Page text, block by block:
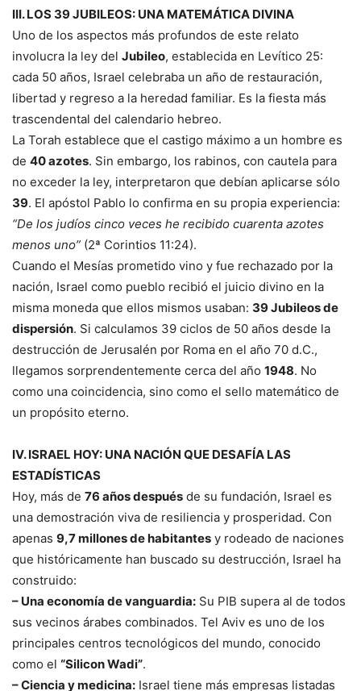
III. LOS 39 JUBILEOS: UNA MATEMÁTICA DIVINA
Uno de los aspectos más profundos de este relato
involucra la ley del Jubileo, establecida en Levítico 25:
cada 50 años, Israel celebraba un año de restauración,
libertad y regreso a la heredad familiar. Es la fiesta más
trascendental del calendario hebreo.
La Torah establece que el castigo máximo a un hombre es
de 40 azotes. Sin embargo, los rabinos, con cautela para
no exceder la ley, interpretaron que debían aplicarse sólo
39. El apóstol Pablo lo confirma en su propia experiencia:
“De los judíos cinco veces he recibido cuarenta azotes
menos uno” (2ª Corintios 11:24).
Cuando el Mesías prometido vino y fue rechazado por la
nación, Israel como pueblo recibió el juicio divino en la
misma moneda que ellos mismos usaban: 39 Jubileos de
dispersión. Si calculamos 39 ciclos de 50 años desde la
destrucción de Jerusalén por Roma en el año 70 d.C.,
llegamos sorprendentemente cerca del año 1948. No
como una coincidencia, sino como el sello matemático de
un propósito eterno.
IV. ISRAEL HOY: UNA NACIÓN QUE DESAFÍA LAS
ESTADÍSTICAS
Hoy, más de 76 años después de su fundación, Israel es
una demostración viva de resiliencia y prosperidad. Con
apenas 9,7 millones de habitantes y rodeado de naciones
que históricamente han buscado su destrucción, Israel ha
construido:
– Una economía de vanguardia: Su PIB supera al de todos
sus vecinos árabes combinados. Tel Aviv es uno de los
principales centros tecnológicos del mundo, conocido
como el “Silicon Wadi”.
– Ciencia y medicina: Israel tiene más empresas listadas